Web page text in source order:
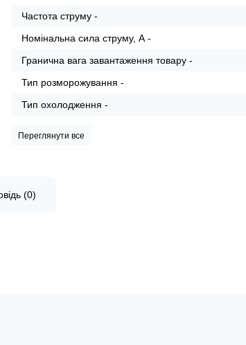
Частота струму -
Номінальна сила струму, А -
Гранична вага завантаження товару -
Тип розморожування -
Тип охолодження -
Переглянути все
(0)